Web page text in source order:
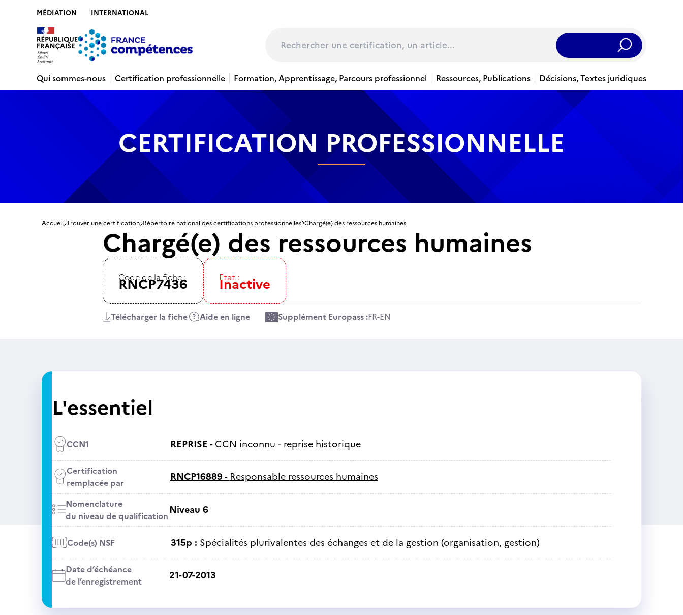
MÉDIATION INTERNATIONAL
Rechercher
Qui sommes-nous
Certification professionnelle Formation, Apprentissage, Parcours professionnel Ressources, Publications Décisions, Textes juridiques
CERTIFICATION PROFESSIONNELLE
Accueil Trouver une certification Répertoire national des certifications professionnelles Chargé(e) des ressources humaines
Chargé(e) des ressources humaines
Code de la fiche :
RNCP7436 Etat :
Inactive
Télécharger la fiche Aide en ligne Supplément Europass :FR-EN
L'essentiel
CCN1 REPRISE -CCN inconnu - reprise historique
Certification
remplacée par
RNCP16889 - Responsable ressources humaines
Nomenclature
du niveau de qualificationNiveau 6
Code(s) NSF 315p : Spécialités plurivalentes des échanges et de la gestion (organisation, gestion)
Date d’échéance
de l’enregistrement
21-07-2013